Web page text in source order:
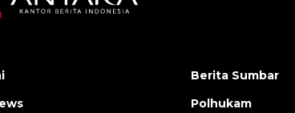
Berita Sumbar
Polhukam